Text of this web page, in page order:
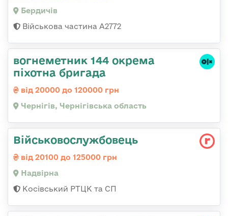
Бердичів
Військова частина А2772
вогнеметник 144 окрема
піхотна бригада
від 20000 до 120000 грн
Чернігів, Чернігівська область
Військовослужбовець
від 20100 до 125000 грн
Надвірна
Косівський РТЦК та СП